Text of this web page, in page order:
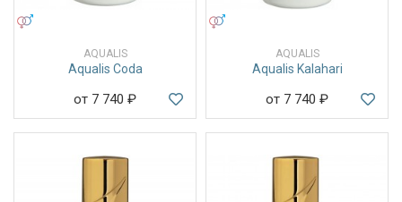
AQUALIS
Aqualis Coda
от 7 740 ₽
AQUALIS
Aqualis Kalahari
от 7 740 ₽